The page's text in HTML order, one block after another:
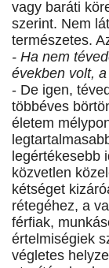
vagy baráti
szerint. Nem
természetes.
- Ha nem
években volt,
- De igen,
többéves
életem
legértékesebb
közvetlen
kétséget
rétegéhez, a
férfiak,
értelmiségiek
végletes